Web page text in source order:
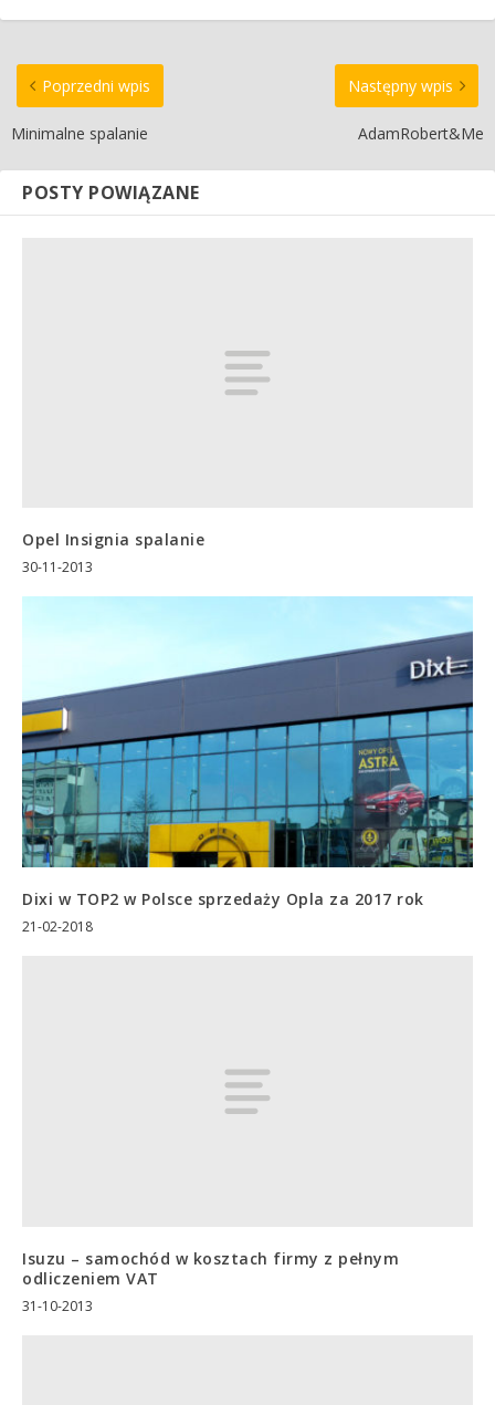
Poprzedni wpis
Minimalne spalanie
Następny wpis
AdamRobert&Me
POSTY POWIĄZANE
Opel Insignia spalanie
30-11-2013
Dixi w TOP2 w Polsce sprzedaży Opla za 2017 rok
21-02-2018
Isuzu – samochód w kosztach firmy z pełnym
odliczeniem VAT
31-10-2013